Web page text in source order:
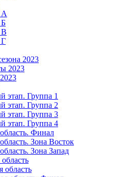
В
2023
2023
этап. Группа 1
этап. Группа 2
этап. Группа 3
этап. Группа 4
Финал
Зона Восток
Зона Запад
область